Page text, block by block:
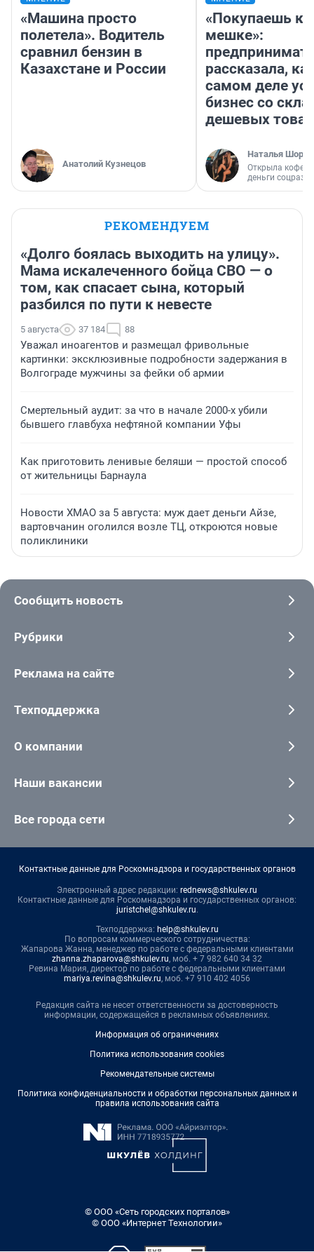
«Машина просто
полетела». Водитель
сравнил бензин в
Казахстане и России
Анатолий Кузнецов
«Покупаешь
мешке»:
рассказала,
самом деле
бизнес со
дешевых
Наталья
Открыла
деньги
РЕКОМЕНДУЕМ
«Долго боялась выходить на улицу».
Мама искалеченного бойца СВО — о
том, как спасает сына, который
разбился по пути к невесте
5 августа 37 184 88
Уважал иноагентов и размещал фривольные
картинки: эксклюзивные подробности задержания в
Волгограде мужчины за фейки об армии
Смертельный аудит: за что в начале 2000-х убили
бывшего главбуха нефтяной компании Уфы
Как приготовить ленивые беляши — простой способ
от жительницы Барнаула
Новости ХМАО за 5 августа: муж дает деньги Айзе,
вартовчанин оголился возле ТЦ, откроются новые
поликлиники
Сообщить новость
Рубрики
Реклама на сайте
Техподдержка
О компании
Наши вакансии
Все города сети
Контактные данные для Роскомнадзора и государственных органов
Электронный адрес редакции: rednews@shkulev.ru
Контактные данные для Роскомнадзора и государственных органов:
juristchel@shkulev.ru.
Техподдержка: help@shkulev.ru
По вопросам коммерческого сотрудничества:
Жапарова Жанна, менеджер по работе с федеральными клиентами
zhanna.zhaparova@shkulev.ru, моб. + 7 982 640 34 32
Ревина Мария, директор по работе с федеральными клиентами
mariya.revina@shkulev.ru, моб. +7 910 402 4056
Редакция сайта не несет ответственности за достоверность
информации, содержащейся в рекламных объявлениях.
Информация об ограничениях
Политика использования cookies
Рекомендательные системы
Политика конфиденциальности и обработки персональных данных и
правила использования сайта
© ООО «Сеть городских порталов»
© ООО «Интернет Технологии»